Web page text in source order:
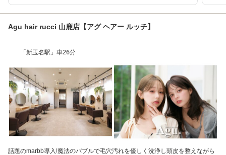
Agu hair rucci 山鹿店【アグ ヘアー ルッチ】
「新玉名駅」車26分
話題のmarbb導入!魔法のバブルで毛穴汚れを優しく洗浄し頭皮を整えながら